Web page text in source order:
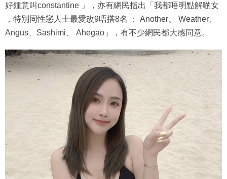
好鍾意叫constantine 」，亦有網民指出「我都唔明點解啲女
，特別同性戀人士最愛改9唔搭8名 ： Another、 Weather、
Angus、Sashimi、 Ahegao」，有不少網民都大感同意。